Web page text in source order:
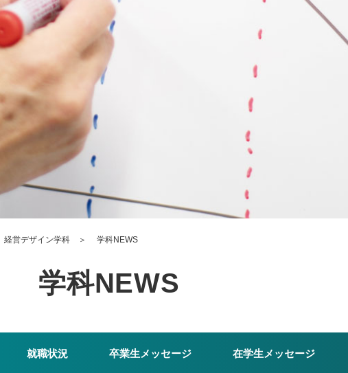
経営デザイン学科 ＞ 学科NEWS
学科NEWS
就職状況 卒業生メッセージ 在学生メッセージ